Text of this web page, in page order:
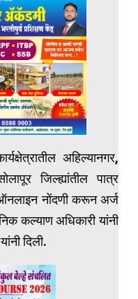
अहिल्यानगर,
जिल्ह्यांतील पात्र
ऑनलाइन नोंदणी करून अर्ज
कल्याण अधिकारी यांनी
दिली.